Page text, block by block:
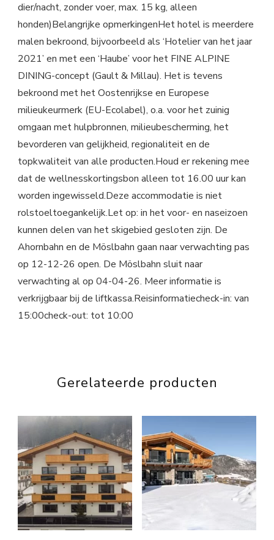
dier/nacht, zonder voer, max. 15 kg, alleen
honden)Belangrijke opmerkingenHet hotel is meerdere
malen bekroond, bijvoorbeeld als ‘Hotelier van het jaar
2021’ en met een ‘Haube’ voor het FINE ALPINE
DINING-concept (Gault & Millau). Het is tevens
bekroond met het Oostenrijkse en Europese
milieukeurmerk (EU-Ecolabel), o.a. voor het zuinig
omgaan met hulpbronnen, milieubescherming, het
bevorderen van gelijkheid, regionaliteit en de
topkwaliteit van alle producten.Houd er rekening mee
dat de wellnesskortingsbon alleen tot 16.00 uur kan
worden ingewisseld.Deze accommodatie is niet
rolstoeltoegankelijk.Let op: in het voor- en naseizoen
kunnen delen van het skigebied gesloten zijn. De
Ahornbahn en de Möslbahn gaan naar verwachting pas
op 12-12-26 open. De Möslbahn sluit naar
verwachting al op 04-04-26. Meer informatie is
verkrijgbaar bij de liftkassa.Reisinformatiecheck-in: van
15:00check-out: tot 10:00
Gerelateerde producten